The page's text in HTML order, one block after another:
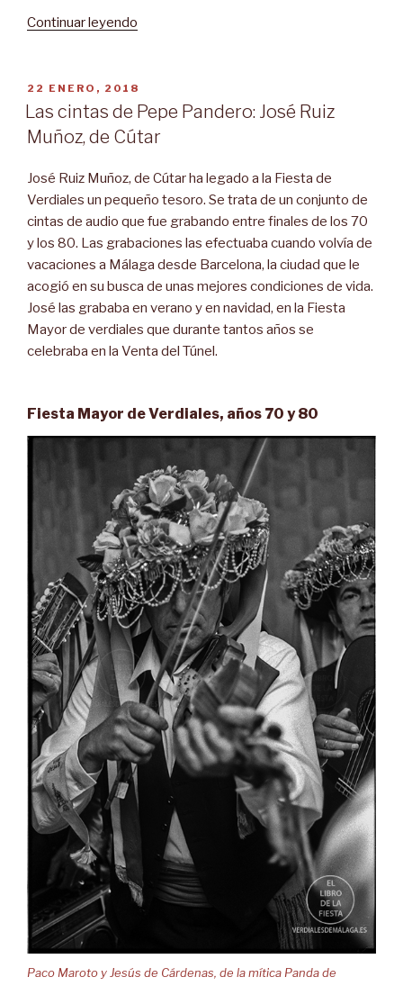
Continuar leyendo
las
Cuadrillas
de
cumple
40
años»
PUBLICADO
EL
22 ENERO, 2018
Las cintas de Pepe Pandero: José Ruiz
Muñoz, de Cútar
José Ruiz Muñoz, de Cútar ha legado a la Fiesta de
Verdiales un pequeño tesoro. Se trata de un conjunto de
cintas de audio que fue grabando entre finales de los 70
y los 80. Las grabaciones las efectuaba cuando volvía de
vacaciones a Málaga desde Barcelona, la ciudad que le
acogió en su busca de unas mejores condiciones de vida.
José las grababa en verano y en navidad, en la Fiesta
Mayor de verdiales que durante tantos años se
celebraba en la Venta del Túnel.
Fiesta Mayor de Verdiales, años 70 y 80
Paco Maroto y Jesús de Cárdenas, de la mítica Panda de